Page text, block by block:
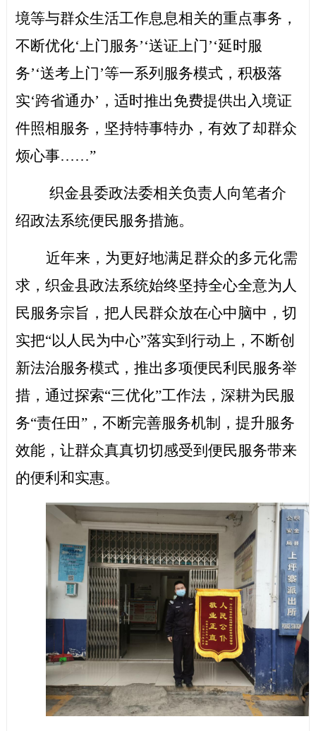
境等与群众生活工作息息相关的重点事务，
不断优化‘上门服务’‘送证上门’‘延时服
务’‘送考上门’等一系列服务模式，积极落
实‘跨省通办’，适时推出免费提供出入境证
件照相服务，坚持特事特办， 有效了却群众
烦心事……”
织金县委政法委相关负责人 向笔者介
绍政法系统便民服务措施。
近年来，为更好地满足群众的多元化需
求，织金县政法系统始终坚持全心全意为人
民服务宗旨，把人民群众放在心中脑中，切
实把“以人民为中心”落实到行动上，不断创
新法治服务模式，推出多项便民利民服务举
措，通过探索“三优化”工作法，深耕为民服
务“责任田”， 不断完善服务机制，提升服务
效能，让群众真真切切感受到 便民服务带来
的便利和实惠。